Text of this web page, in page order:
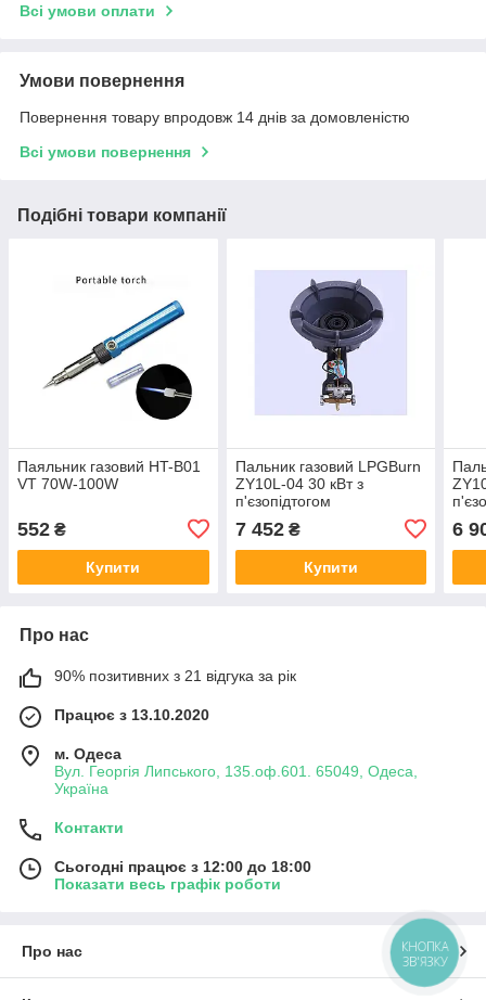
Всі умови оплати
Умови повернення
Повернення товару впродовж 14 днів за домовленістю
Всі умови повернення
Подібні товари компанії
Паяльник газовий HT-B01
VT 70W-100W
552 ₴
Купити
Пальник газовий LPGBurn
ZY10L-04 30 кВт з
п'єзопідтогом
7 452₴
Купити
6
Про нас
90% позитивних з 21 відгука за рік
Працює з 13.10.2020
м. Одеса
Вул. Георгія Липського, 135.оф.601. 65049, Одеса,
Україна
Контакти
Сьогодні працює з 12:00 до 18:00
Показати весь графік роботи
Про нас
КНОПКА
ЗВ'ЯЗКУ